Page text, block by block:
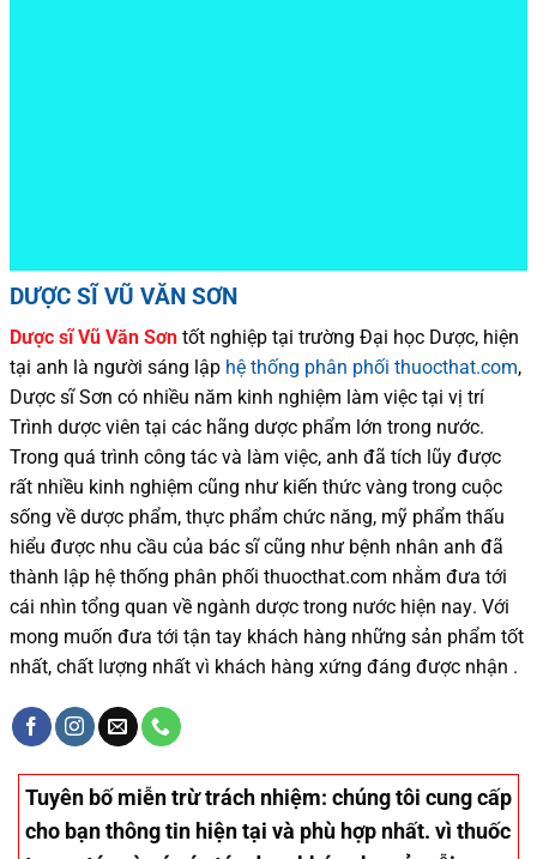
DƯỢC SĨ VŨ VĂN SƠN
Dược sĩVũ Văn Sơn tốt nghiệp tại trường Đại học Dược, hiện
tại anh là người sáng lập hệ thống phân phối thuocthat.com,
Dược sĩSơn có nhiều năm kinh nghiệm làm việc tại vị trí
Trình dược viên tại các hãng dược phẩm lớn trong nước.
Trong quá trình công tác và làm việc, anh đã tích lũy được
rất nhiều kinh nghiệm cũng như kiến thức vàng trong cuộc
sống về dược phẩm, thực phẩm chức năng, mỹ phẩm thấu
hiểu được nhu cầu của bác sĩcũng như bệnh nhân anh đã
thành lập hệ thống phân phối thuocthat.com nhằm đưa tới
cái nhìn tổng quan về ngành dược trong nước hiện nay. Với
mong muốn đưa tới tận tay khách hàng những sản phẩm tốt
nhất, chất lượng nhất vì khách hàng xứng đáng được nhận .
Tuyên bố miễn trừ trách nhiệm: chúng tôi cung cấp
cho bạn thông tin hiện tại và phù hợp nhất. vì thuốc